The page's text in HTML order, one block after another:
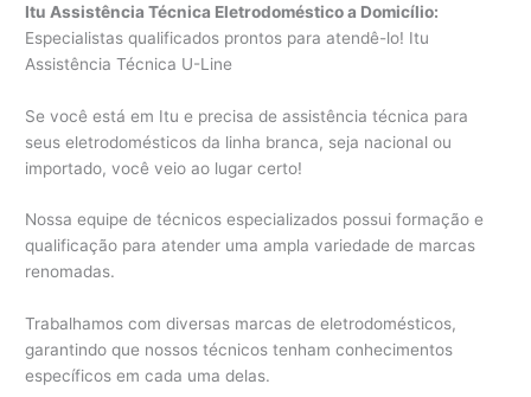
Itu Assistência Técnica Eletrodoméstico a Domicílio:
Especialistas qualificados prontos para atendê-lo! Itu
Assistência Técnica U-Line
Se você está em Itu e precisa de assistência técnica para
seus eletrodomésticos da linha branca, seja nacional ou
importado, você veio ao lugar certo!
Nossa equipe de técnicos especializados possui formação e
qualificação para atender uma ampla variedade de marcas
renomadas.
Trabalhamos com diversas marcas de eletrodomésticos,
garantindo que nossos técnicos tenham conhecimentos
específicos em cada uma delas.